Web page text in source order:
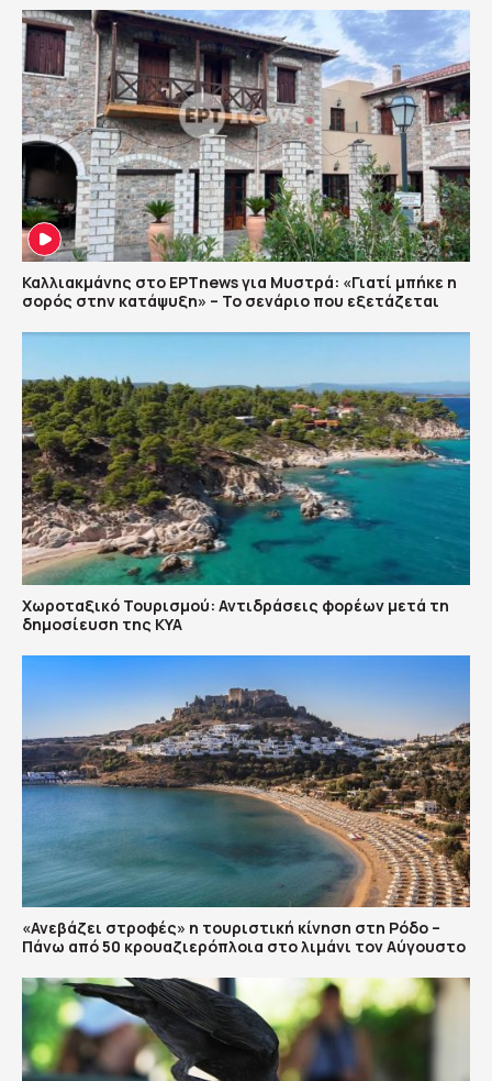
Καλλιακμάνης στο ΕΡΤnews για Μυστρά: «Γιατί μπήκε η
σορός στην κατάψυξη» – Το σενάριο που εξετάζεται
Χωροταξικό Τουρισμού: Αντιδράσεις φορέων μετά τη
δημοσίευση της ΚΥΑ
«Ανεβάζει στροφές» η τουριστική κίνηση στη Ρόδο –
Πάνω από 50 κρουαζιερόπλοια στο λιμάνι τον Αύγουστο